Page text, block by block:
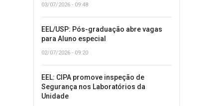
03/07/2026 - 09:48
EEL/USP: Pós-graduação abre vagas
para Aluno especial
02/07/2026 - 09:20
EEL: CIPA promove inspeção de
Segurança nos Laboratórios da
Unidade